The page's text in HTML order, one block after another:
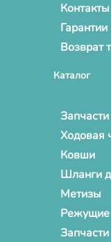
Контакты
Гарантии
Возврат
Каталог
Ходовая
Ковши
Шланги
Метизы
Режущие